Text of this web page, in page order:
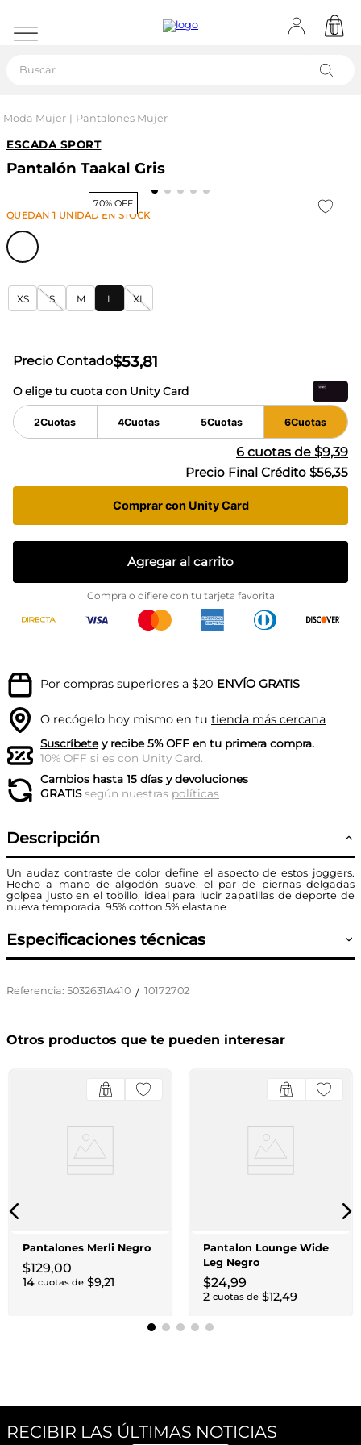
Moda Mujer Pantalones Mujer
ESCADA SPORT
Pantalón Taakal Gris
70% OFF
QUEDAN1 UNIDADEN STOCK
XS S M L XL
Precio Contado$53,81
O elige tu cuota con Unity Card
2Cuotas 4Cuotas 5Cuotas 6Cuotas
6 cuotas de $9,39
Precio Final Crédito $56,35
Comprar con Unity Card
Agregar al carrito
Compra o difiere con tu tarjeta favorita
Por compras superiores a $20 ENVÍO GRATIS
O recógelo hoy mismo en tu tienda más cercana
Suscríbetey recibe 5% OFF en tu primera compra.
10% OFF si es con Unity Card.
Cambios hasta 15 días y devoluciones
GRATISsegún nuestras políticas
Descripción
Un audaz contraste de color define el aspecto de estos joggers.
Hecho a mano de algodón suave, el par de piernas delgadas
golpea justo en el tobillo, ideal para lucir zapatillas de deporte de
nueva temporada. 95% cotton 5% elastane
Especificaciones técnicas
Referencia: 5032631A410 / 10172702
Otros productos que te pueden interesar
Pantalones Merli Negro
$129,00
14 cuotas de $9,21
Pantalon Lounge Wide
Leg Negro
$24,99
2 cuotas de $12,49
RECIBIR LAS ÚLTIMAS NOTICIAS